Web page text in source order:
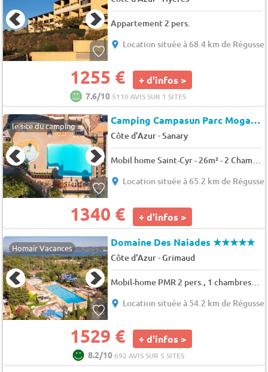
Appartement 2 pers.
Location située à 68.4 km de Régusse
1255 € + d'infos >
7.6/10 5110 AVIS SUR 1 SITES
le site du camping Camping Campasun Parc Mogador
Côte d'Azur-Sanary
Mobil home Saint-Cyr - 26m² - 2 Chambres 4 pers.
Location située à 65.2 km de Régusse
1340 € + d'infos >
Homair Vacances Domaine Des Naiades★★★★★
Côte d'Azur-Grimaud
Mobil-home PMR 2 pers., 1 chambres, 31 m²
Location située à 54.2 km de Régusse
1529 € + d'infos >
8.2/10692 AVIS SUR 5 SITES